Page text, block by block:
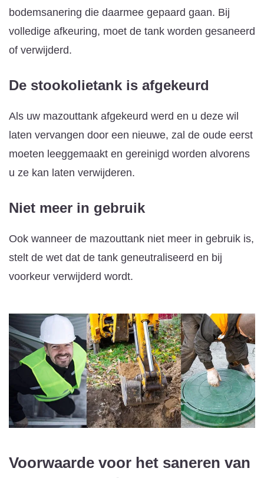
bodemsanering die daarmee gepaard gaan. Bij
volledige afkeuring, moet de tank worden gesaneerd
of verwijderd.
De stookolietank is afgekeurd
Als uw mazouttank afgekeurd werd en u deze wil
laten vervangen door een nieuwe, zal de oude eerst
moeten leeggemaakt en gereinigd worden alvorens
u ze kan laten verwijderen.
Niet meer in gebruik
Ook wanneer de mazouttank niet meer in gebruik is,
stelt de wet dat de tank geneutraliseerd en bij
voorkeur verwijderd wordt.
Voorwaarde voor het saneren van